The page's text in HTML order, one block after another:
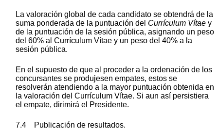
La valoración global de cada candidato se obtendrá de la
suma ponderada de la puntuación del Currículum Vítae y
de la puntuación de la sesión pública, asignando un peso
del 60% al Currículum Vítae y un peso del 40% a la
sesión pública.
En el supuesto de que al proceder a la ordenación de los
concursantes se produjesen empates, estos se
resolverán atendiendo a la mayor puntuación obtenida en
la valoración del Currículum Vítae. Si aun así persistiera
el empate, dirimirá el Presidente.
7.4 Publicación de resultados.